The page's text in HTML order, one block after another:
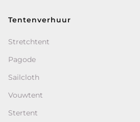
Tentenverhuur
Stretchtent
Pagode
Sailcloth
Vouwtent
Stertent